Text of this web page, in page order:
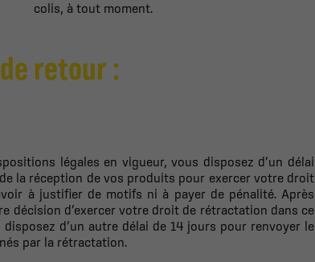
colis, à tout moment.
retour :
légales en vigueur, vous disposez d’un délai
la réception de vos produits pour exercer votre droit
à justifier de motifs ni à payer de pénalité. Après
décision d’exercer votre droit de rétractation dans ce
d’un autre délai de 14 jours pour renvoyer le
par la rétractation.